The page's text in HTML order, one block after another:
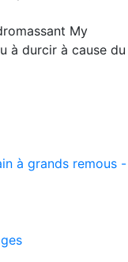
My
à durcir à cause du
à grands remous -